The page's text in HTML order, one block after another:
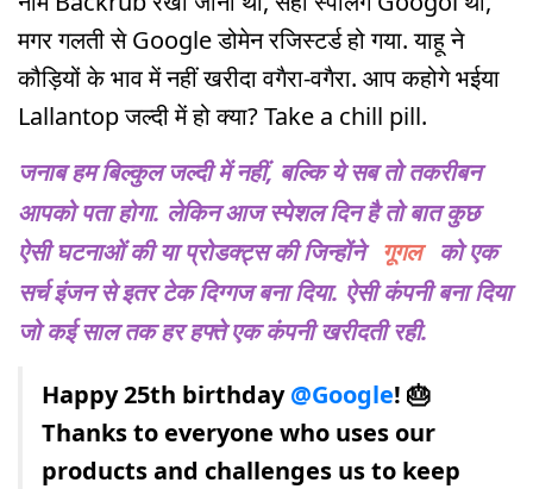
मगर गलती से Google डोमेन रजिस्टर्ड हो गया. याहू ने
कौड़ियों के भाव में नहीं खरीदा वगैरा-वगैरा. आप कहोगे भईया
Lallantop जल्दी में हो क्या? Take a chill pill.
जनाब हम बिल्कुल जल्दी में नहीं, बल्कि ये सब तो तकरीबन
आपको पता होगा. लेकिन आज स्पेशल दिन है तो बात कुछ
ऐसी घटनाओं की या प्रोडक्ट्स की जिन्होंने गूगल
को एक
सर्च इंजन से इतर टेक दिग्गज बना दिया. ऐसी कंपनी बना दिया
जो कई साल तक हर हफ्ते एक कंपनी खरीदती रही.
Happy 25th birthday@Google! 🎂
Thanks to everyone who uses our
products and challenges us to keep